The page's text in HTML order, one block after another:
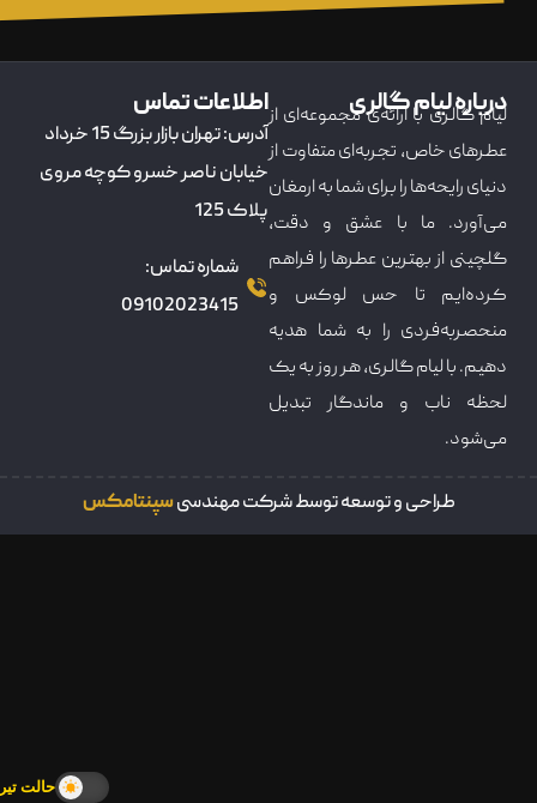
حالت تیره
درباره لیام گالری
لیام گالری با ارائه‌ی مجموعه‌ای از
عطرهای خاص، تجربه‌ای متفاوت از
دنیای رایحه‌ها را برای شما به ارمغان
می‌آورد. ما با عشق و دقت،
گلچینی از بهترین عطرها را فراهم
کرده‌ایم تا حس لوکس و
منحصربه‌فردی را به شما هدیه
دهیم. با لیام گالری، هر روز به یک
لحظه ناب و ماندگار تبدیل
می‌شود.
اطلاعات تماس
آدرس: تهران بازار بزرگ 15 خرداد
خیابان ناصر خسرو کوچه مروی
پلاک 125
شماره تماس:
09102023415
طراحی و توسعه توسط شرکت مهندسیسپنتامکس